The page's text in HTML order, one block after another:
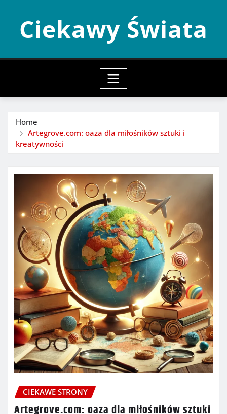
contentCiekawy Świata
Home
Artegrove.com: oaza dla miłośników sztuki i
kreatywności
CIEKAWE STRONY
Artegrove.com: oaza dla miłośników sztuki